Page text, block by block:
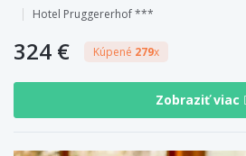
Hotel Pruggererhof ***
324 € Kúpené 279x
Zobraziť viac